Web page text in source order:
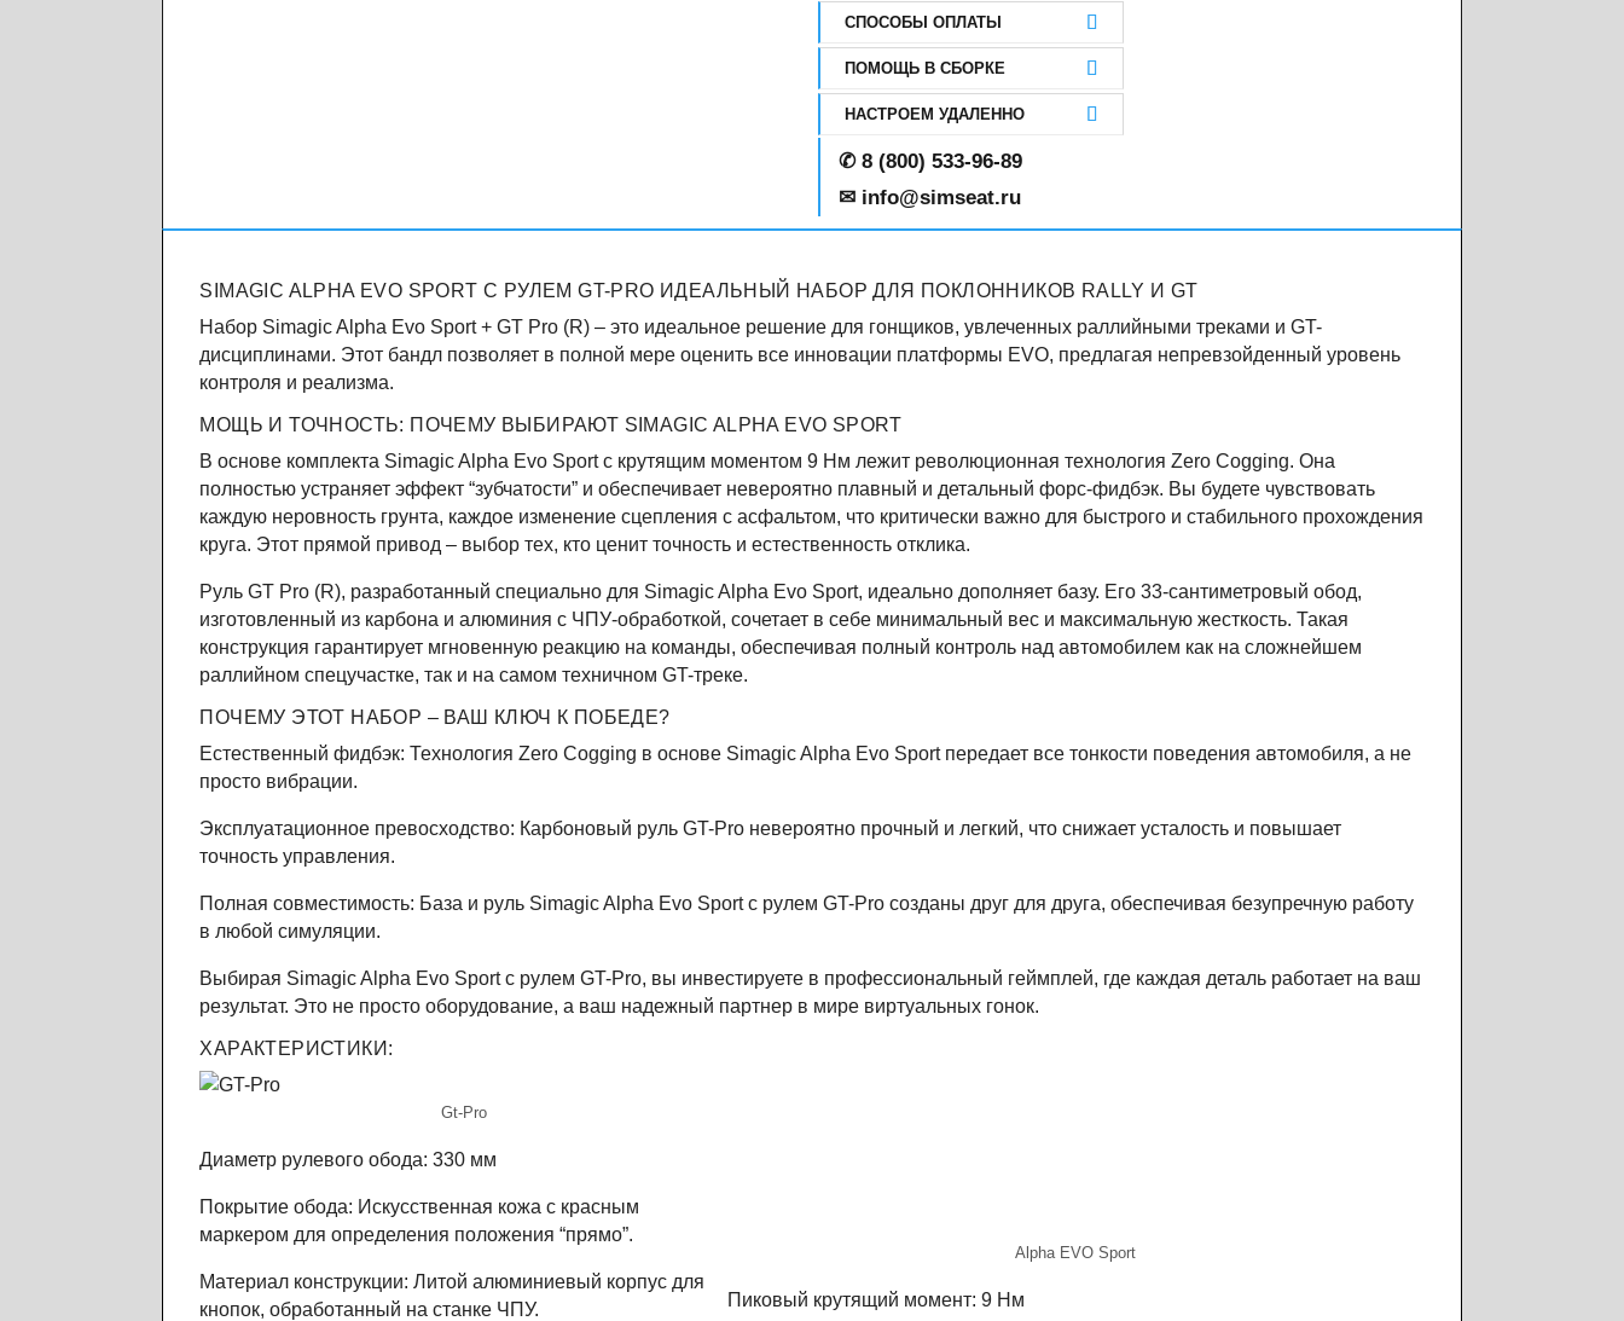
СПОСОБЫ ОПЛАТЫ
ПОМОЩЬ В СБОРКЕ
НАСТРОЕМ УДАЛЕННО
✆ 8 (800) 533-96-89
✉ info@simseat.ru
SIMAGIC ALPHA EVO SPORT С РУЛЕМ GT-PRO ИДЕАЛЬНЫЙ НАБОР ДЛЯ ПОКЛОННИКОВ RALLY И GT
Набор Simagic Alpha Evo Sport + GT Pro (R) – это идеальное решение для гонщиков, увлеченных раллийными треками и GT-
дисциплинами. Этот бандл позволяет в полной мере оценить все инновации платформы EVO, предлагая непревзойденный уровень
контроля и реализма.
МОЩЬ И ТОЧНОСТЬ: ПОЧЕМУ ВЫБИРАЮТ SIMAGIC ALPHA EVO SPORT
В основе комплекта Simagic Alpha Evo Sport с крутящим моментом 9 Нм лежит революционная технология Zero Cogging. Она
полностью устраняет эффект “зубчатости” и обеспечивает невероятно плавный и детальный форс-фидбэк. Вы будете чувствовать
каждую неровность грунта, каждое изменение сцепления с асфальтом, что критически важно для быстрого и стабильного прохождения
круга. Этот прямой привод – выбор тех, кто ценит точность и естественность отклика.
Руль GT Pro (R), разработанный специально для Simagic Alpha Evo Sport, идеально дополняет базу. Его 33-сантиметровый обод,
изготовленный из карбона и алюминия с ЧПУ-обработкой, сочетает в себе минимальный вес и максимальную жесткость. Такая
конструкция гарантирует мгновенную реакцию на команды, обеспечивая полный контроль над автомобилем как на сложнейшем
раллийном спецучастке, так и на самом техничном GT-треке.
ПОЧЕМУ ЭТОТ НАБОР – ВАШ КЛЮЧ К ПОБЕДЕ?
Естественный фидбэк: Технология Zero Cogging в основе Simagic Alpha Evo Sport передает все тонкости поведения автомобиля, а не
просто вибрации.
Эксплуатационное превосходство: Карбоновый руль GT-Pro невероятно прочный и легкий, что снижает усталость и повышает
точность управления.
Полная совместимость: База и руль Simagic Alpha Evo Sport с рулем GT-Pro созданы друг для друга, обеспечивая безупречную работу
в любой симуляции.
Выбирая Simagic Alpha Evo Sport с рулем GT-Pro, вы инвестируете в профессиональный геймплей, где каждая деталь работает на ваш
результат. Это не просто оборудование, а ваш надежный партнер в мире виртуальных гонок.
ХАРАКТЕРИСТИКИ:
Gt-Pro
Диаметр рулевого обода: 330 мм
Покрытие обода: Искусственная кожа с красным
маркером для определения положения “прямо”.
Материал конструкции: Литой алюминиевый корпус для
кнопок, обработанный на станке ЧПУ.
Alpha EVO Sport
Пиковый крутящий момент: 9 Нм